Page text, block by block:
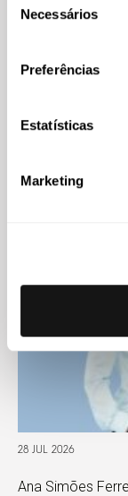
Necessários
Preferências
Estatísticas
Marketing
28 JUL 2026
Ana Simões